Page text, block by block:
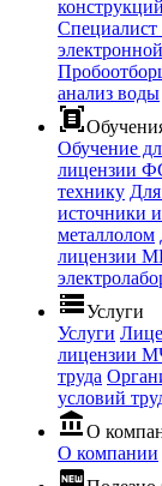
конструкций
Специалист
анализ воды
document_scanner
Обучение
лицензии
технику
источники
металлолом
лицензии
storageУслуги
Услуги
лицензии
труда
условий
account_balanceО
О компании
fiber_new